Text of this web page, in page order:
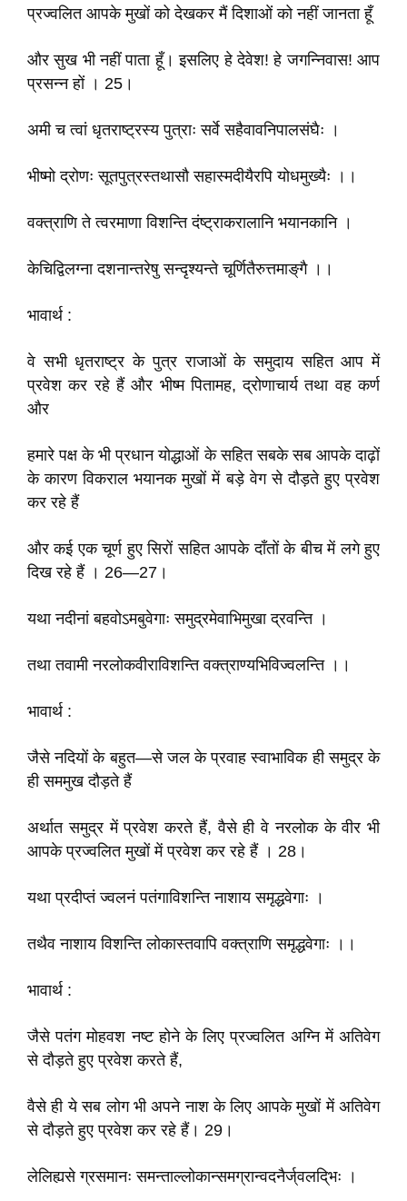
प्रज्वलित आपके मुखों को देखकर मैं दिशाओं को नहीं जानता हूँ
और सुख भी नहीं पाता हूँ। इसलिए हे देवेश! हे जगन्निवास! आप
प्रसन्न हों । 25।
अमी च त्वां धृतराष्ट्रस्य पुत्राः सर्वे सहैवावनिपालसंघैः ।
भीष्मो द्रोणः सूतपुत्रस्तथासौ सहास्मदीयैरपि योधमुख्यैः ।।
वक्त्राणि ते त्वरमाणा विशन्ति दंष्ट्राकरालानि भयानकानि ।
केचिद्विलग्ना दशनान्तरेषु सन्दृश्यन्ते चूर्णितैरुत्तमाङ्‌गै ।।
भावार्थ :
वे सभी धृतराष्ट्र के पुत्र राजाओं के समुदाय सहित आप में
प्रवेश कर रहे हैं और भीष्म पितामह, द्रोणाचार्य तथा वह कर्ण
और
हमारे पक्ष के भी प्रधान योद्धाओं के सहित सबके सब आपके दाढ़ों
के कारण विकराल भयानक मुखों में बड़े वेग से दौड़ते हुए प्रवेश
कर रहे हैं
और कई एक चूर्ण हुए सिरों सहित आपके दाँतों के बीच में लगे हुए
दिख रहे हैं । 26—27।
यथा नदीनां बहवोऽमबुवेगाः समुद्रमेवाभिमुखा द्रवन्ति ।
तथा तवामी नरलोकवीराविशन्ति वक्त्राण्यभिविज्वलन्ति ।।
भावार्थ :
जैसे नदियों के बहुत—से जल के प्रवाह स्वाभाविक ही समुद्र के
ही सममुख दौड़ते हैं
अर्थात समुद्र में प्रवेश करते हैं, वैसे ही वे नरलोक के वीर भी
आपके प्रज्वलित मुखों में प्रवेश कर रहे हैं । 28।
यथा प्रदीप्तं ज्वलनं पतंगाविशन्ति नाशाय समृद्धवेगाः ।
तथैव नाशाय विशन्ति लोकास्तवापि वक्त्राणि समृद्धवेगाः ।।
भावार्थ :
जैसे पतंग मोहवश नष्ट होने के लिए प्रज्वलित अग्नि में अतिवेग
से दौड़ते हुए प्रवेश करते हैं,
वैसे ही ये सब लोग भी अपने नाश के लिए आपके मुखों में अतिवेग
से दौड़ते हुए प्रवेश कर रहे हैं। 29।
लेलिह्यसे ग्रसमानः समन्ताल्लोकान्समग्रान्वदनैर्ज्‌वलदि्‌भः ।